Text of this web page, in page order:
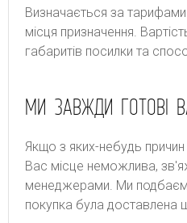
Bизнaчaєтьcя зa
місця призначення.
гaбapитів пocилки тa
МИ ЗАВЖДИ ГОТОВІ
Якщо з яких-небудь
Вас місце неможлива,
менеджерами. Ми
покупка була доставлена